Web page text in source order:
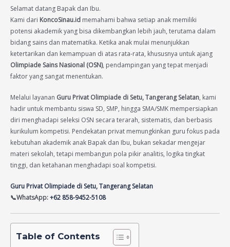
Selamat datang Bapak dan Ibu.
Kami dari KoncoSinau.id memahami bahwa setiap anak memiliki
potensi akademik yang bisa dikembangkan lebih jauh, terutama dalam
bidang sains dan matematika. Ketika anak mulai menunjukkan
ketertarikan dan kemampuan di atas rata-rata, khususnya untuk ajang
Olimpiade Sains Nasional (OSN), pendampingan yang tepat menjadi
faktor yang sangat menentukan.
Melalui layanan Guru Privat Olimpiade di Setu, Tangerang Selatan, kami
hadir untuk membantu siswa SD, SMP, hingga SMA/SMK mempersiapkan
diri menghadapi seleksi OSN secara terarah, sistematis, dan berbasis
kurikulum kompetisi. Pendekatan privat memungkinkan guru fokus pada
kebutuhan akademik anak Bapak dan Ibu, bukan sekadar mengejar
materi sekolah, tetapi membangun pola pikir analitis, logika tingkat
tinggi, dan ketahanan menghadapi soal kompetisi.
Guru Privat Olimpiade di Setu, Tangerang Selatan
📞WhatsApp:+62 858-9452-5108
Table of Contents